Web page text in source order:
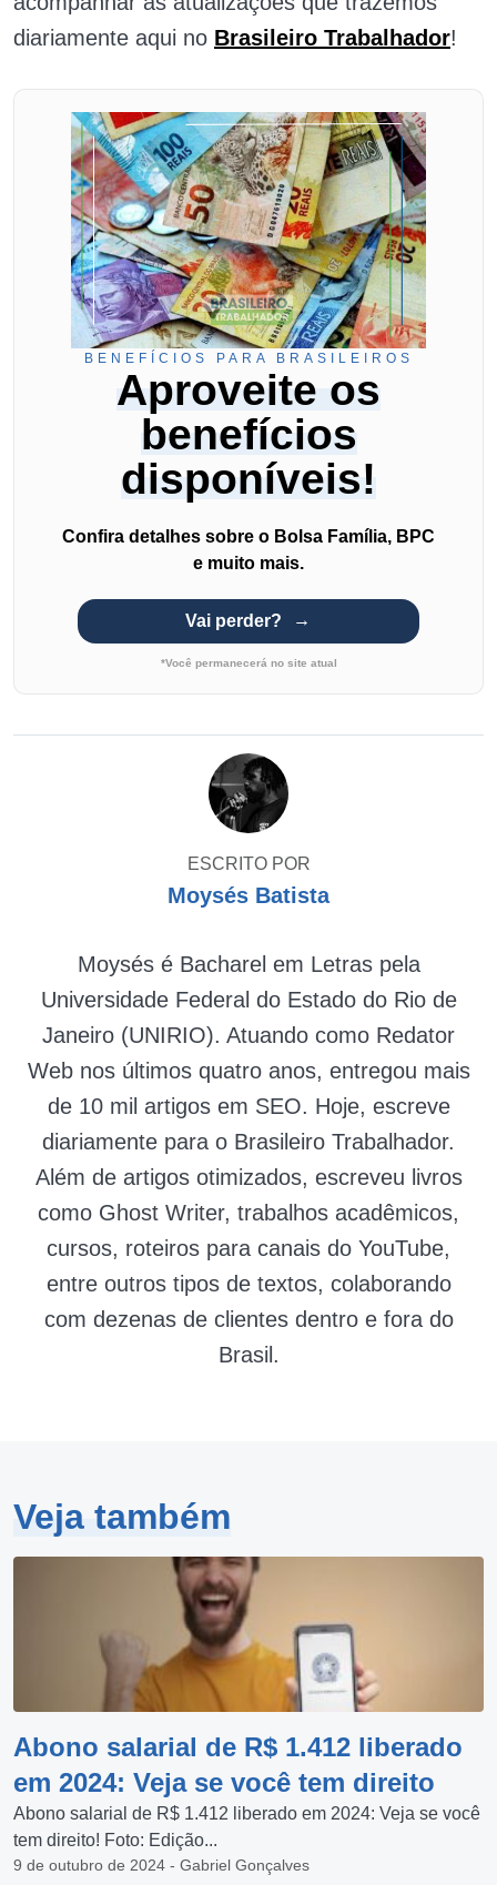
diariamente aqui no Brasileiro Trabalhador!
BENEFÍCIOS PARA BRASILEIROS
Aproveite os
benefícios
disponíveis!
Confira detalhes sobre o Bolsa Família, BPC
e muito mais.
Vai perder?
*Você permanecerá no site atual
ESCRITO POR
Moysés Batista
Moysés é Bacharel em Letras pela
Universidade Federal do Estado do Rio de
Janeiro (UNIRIO). Atuando como Redator
Web nos últimos quatro anos, entregou mais
de 10 mil artigos em SEO. Hoje, escreve
diariamente para o Brasileiro Trabalhador.
Além de artigos otimizados, escreveu livros
como Ghost Writer, trabalhos acadêmicos,
cursos, roteiros para canais do YouTube,
entre outros tipos de textos, colaborando
com dezenas de clientes dentro e fora do
Brasil.
Veja também
Abono salarial de R$ 1.412 liberado
em 2024: Veja se você tem direito
Abono salarial de R$ 1.412 liberado em 2024: Veja se você
tem direito! Foto: Edição...
9 de outubro de 2024 - Gabriel Gonçalves